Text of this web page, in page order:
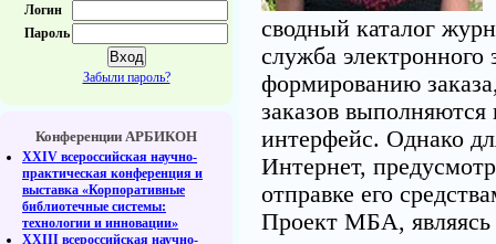
Логин
Пароль
Забыли пароль?
Конференции АРБИКОН
XXIV всероссийская научно-
практическая конференция и
выставка «Корпоративные
библиотечные системы:
технологии и инновации»
XXIII всероссийская научно-
сводный каталог
служба
формированию
заказов
интерфейс. Однако
Интернет,
отправке его
Проект МБА,